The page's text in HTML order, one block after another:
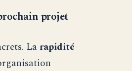
projet
La rapidité